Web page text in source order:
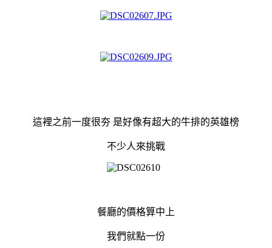
這裡之前一度很夯 是好像有超大的牛排的英雄榜
不少人來挑戰
餐廳的價格算中上
我們就點一份